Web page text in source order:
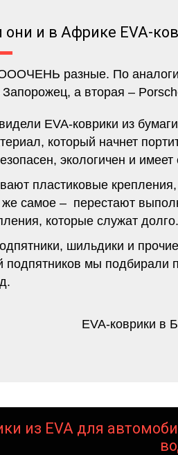
они и в Африке EVA-
разные. По
а вторая –
EVA-коврики из
который начнет
экологичен и
пластиковые
самое – перестают
которые служат
шильдики и
подпятников мы подбирали
из EVA для